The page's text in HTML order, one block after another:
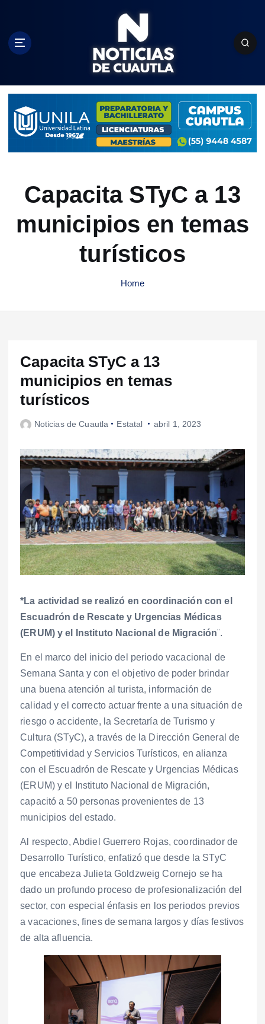
c
Capacita STyC a 13
municipios en temas
turísticos
Home
Capacita STyC a 13
municipios en temas
turísticos
Noticias de Cuautla Estatal abril 1, 2023
*La actividad se realizó en coordinación con el
Escuadrón de Rescate y Urgencias Médicas
(ERUM) y el Instituto Nacional de Migración¨.
En el marco del inicio del periodo vacacional de
Semana Santa y con el objetivo de poder brindar
una buena atención al turista, información de
calidad y el correcto actuar frente a una situación de
riesgo o accidente, la Secretaría de Turismo y
Cultura (STyC), a través de la Dirección General de
Competitividad y Servicios Turísticos, en alianza
con el Escuadrón de Rescate y Urgencias Médicas
(ERUM) y el Instituto Nacional de Migración,
capacitó a 50 personas provenientes de 13
municipios del estado.
Al respecto, Abdiel Guerrero Rojas, coordinador de
Desarrollo Turístico, enfatizó que desde la STyC
que encabeza Julieta Goldzweig Cornejo se ha
dado un profundo proceso de profesionalización del
sector, con especial énfasis en los periodos previos
a vacaciones, fines de semana largos y días festivos
de alta afluencia.